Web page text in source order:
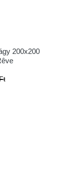
200x200